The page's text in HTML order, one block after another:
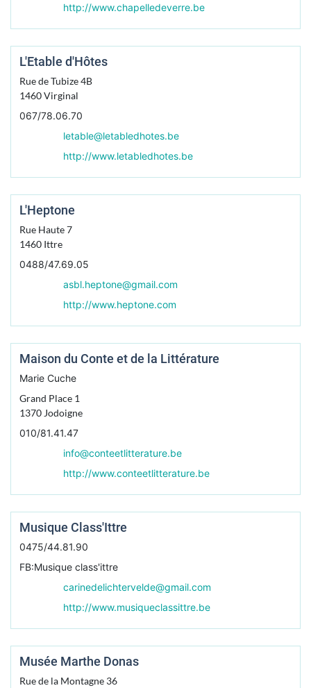
http://www.chapelledeverre.be
L'Etable d'Hôtes
Rue de Tubize 4B
1460Virginal
067/78.06.70
letable@letabledhotes.be
http://www.letabledhotes.be
L'Heptone
Rue Haute 7
1460 Ittre
0488/47.69.05
asbl.heptone@gmail.com
http://www.heptone.com
Maison du Conte et de la Littérature
Marie Cuche
Grand Place 1
1370 Jodoigne
010/81.41.47
info@conteetlitterature.be
http://www.conteetlitterature.be
Musique Class'Ittre
0475/44.81.90
FB:Musique class'ittre
carinedelichtervelde@gmail.com
http://www.musiqueclassittre.be
Musée Marthe Donas
Rue de la Montagne 36